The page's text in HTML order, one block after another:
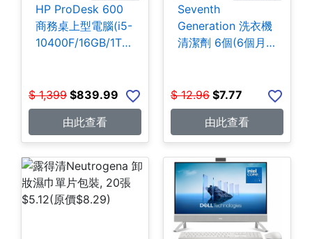
HP ProDesk 600
商務桌上型電腦(i5-
10400F/16GB/1TB
$ 1,399 $839.99
由此查看
Seventh
Generation 洗衣機
清潔劑 6個(6個月
$ 12.96 $7.77
由此查看